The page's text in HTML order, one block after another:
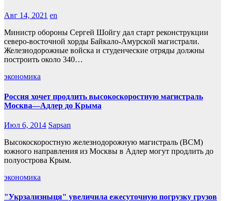
Авг 14, 2021 en
Министр обороны Сергей Шойгу дал старт реконструкции
северо-восточной хорды Байкало-Амурской магистрали.
Железнодорожные войска и студенческие отряды должны
построить около 340…
экономика
Россия хочет продлить высокоскоростную магистраль
Москва—Адлер до Крыма
Июл 6, 2014 Sapsan
Высокоскоростную железнодорожную магистраль (ВСМ)
южного направления из Москвы в Адлер могут продлить до
полуострова Крым.
экономика
"Укрзализныця" увеличила ежесуточную погрузку грузов